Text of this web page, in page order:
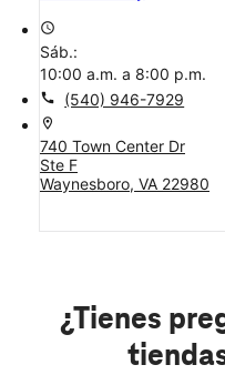
access_time
Sáb.:
10:00 a.m. a 8:00 p.m.
call (540) 946-7929
location_on
740 Town Center Dr
Ste F
Waynesboro, VA 22980
¿Tienes